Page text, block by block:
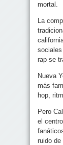
mortal.
La
rap se
Nueva
más
hop,
Pero
el
ruido